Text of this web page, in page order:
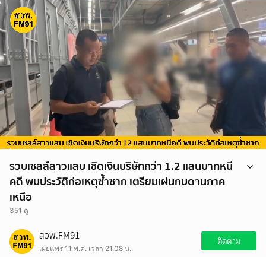
รวบเซลล์สาวแสบ เชิดเงินบริษัทกว่า 1.2 แสนบาทหนี
คดี พบประวัติก่อเหตุซ้ำซาก เตรียมเผ่นกบดานภาค
เหนือ
351 ดู
กองบัญชาการตำรวจสอบสวนกลาง (CIB) ภายใต้การอำนวยการของ
พล.ต.ท.ณัฐศักดิ์ เชาวนาศัย ผบช.ก. ได้สั่งการให้กำลังเจ้าหน้าที่ตำรวจชุด
ปฏิบัติการพิเศษ (ตำรวจคอมมานโด) นำโดย พ.ต.ท.ไพบูลย์ พิมพ์กำเนิด
สวพ.FM91
เผยแพร่ 11 พ.ค. เวลา 21.08 น.
ติดตาม